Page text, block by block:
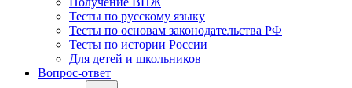
Тесты по русскому языку
Тесты по основам законодательства РФ
Тесты по истории России
Для детей и школьников
Вопрос-ответ